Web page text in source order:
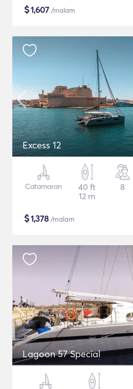
$1,607 /malam
Excess 12
Catamaran
40 ft
12 m
8
$1,378 /malam
Lagoon 57 Special